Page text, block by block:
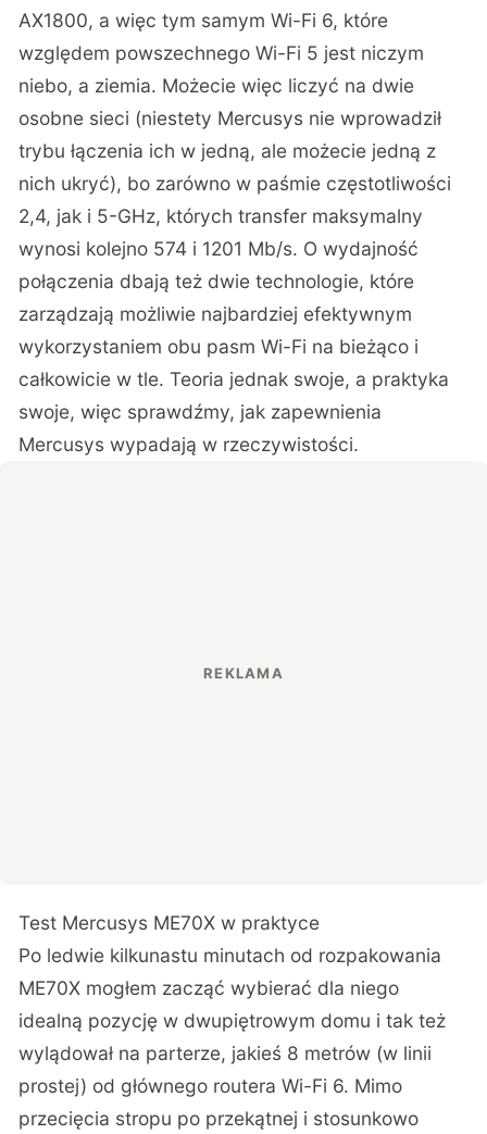
AX1800, a więc tym samym Wi-Fi 6, które
względem powszechnego Wi-Fi 5 jest niczym
niebo, a ziemia. Możecie więc liczyć na dwie
osobne sieci (niestety Mercusys nie wprowadził
trybu łączenia ich w jedną, ale możecie jedną z
nich ukryć), bo zarówno w paśmie częstotliwości
2,4, jak i 5-GHz, których transfer maksymalny
wynosi kolejno 574 i 1201 Mb/s. O wydajność
połączenia dbają też dwie technologie, które
zarządzają możliwie najbardziej efektywnym
wykorzystaniem obu pasm Wi-Fi na bieżąco i
całkowicie w tle. Teoria jednak swoje, a praktyka
swoje, więc sprawdźmy, jak zapewnienia
Mercusys wypadają w rzeczywistości.
Test Mercusys ME70X w praktyce
Po ledwie kilkunastu minutach od rozpakowania
ME70X mogłem zacząć wybierać dla niego
idealną pozycję w dwupiętrowym domu i tak też
wylądował na parterze, jakieś 8 metrów (w linii
prostej) od głównego routera Wi-Fi 6. Mimo
przecięcia stropu po przekątnej i stosunkowo